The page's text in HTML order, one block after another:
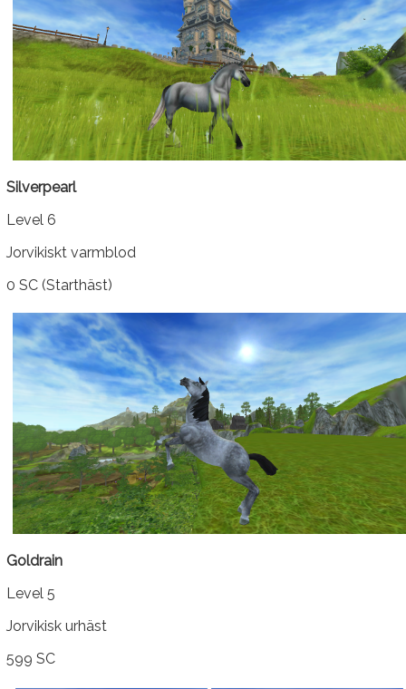
Silverpearl
Level 6
Jorvikiskt varmblod
0 SC (Starthäst)
Goldrain
Level 5
Jorvikisk urhäst
599 SC